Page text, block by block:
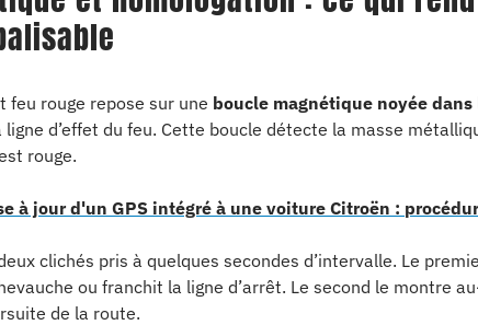
feu rouge repose sur une boucle magnétique noyée dans
d’effet du feu. Cette boucle détecte la masse
rouge.
à jour d'un GPS intégré à une voiture Citroën :
clichés pris à quelques secondes d’intervalle. Le
ou franchit la ligne d’arrêt. Le second le montre
de la route.